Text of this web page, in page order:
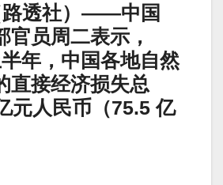
路透社）——中国
官员周二表示，
年，中国各地自然
直接经济损失总
元人民币（75.5 亿